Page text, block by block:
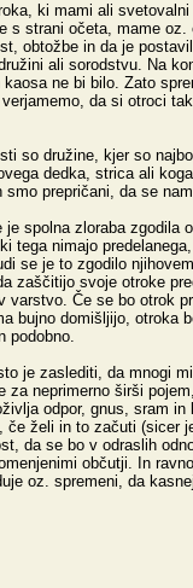
ki mami ali
s strani očeta, mame
obtožbe in da je
ali sorodstvu. Na
ne bi bilo. Zato
da si otroci
so družine, kjer so
dedka, strica ali
prepričani, da se
je spolna zloraba zgodila
tega nimajo
se je to zgodilo
zaščitijo svoje otroke
varstvo. Če se bo otrok
bujno domišljijo, otroka
podobno.
je zaslediti, da mnogi
za neprimerno širši
odpor, gnus, sram
želi in to začuti (sicer
da se bo v odraslih
občutji. In
oz. spremeni, da